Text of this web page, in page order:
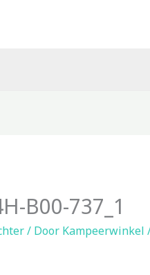
B00-737_1
/ Door Kampeerwinkel